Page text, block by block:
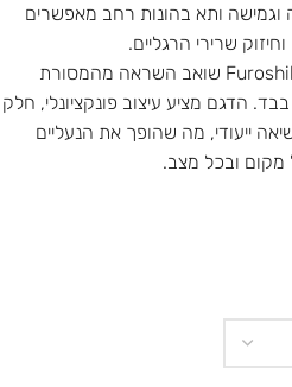
ותא בהונות רחב מאפשרים
שרירי הרגליים.
הקונספט הייחודי של סדרת ה-Furoshiki שואב השראה מהמסורת
הדגם מציע עיצוב פונקציונלי, חלק
ייעודי, מה שהופך את הנעליים
מקום ובכל מצב.